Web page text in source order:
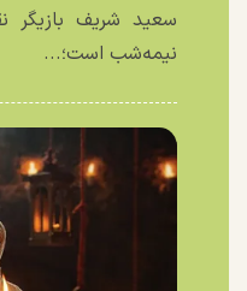
سعید شریف بازیگر
نیمه‌شب است؛...